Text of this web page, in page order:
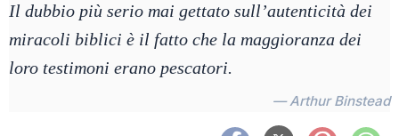
Il dubbio più serio mai gettato sull’autenticità dei
miracoli biblici è il fatto che la maggioranza dei
loro testimoni erano pescatori.
— Arthur Binstead